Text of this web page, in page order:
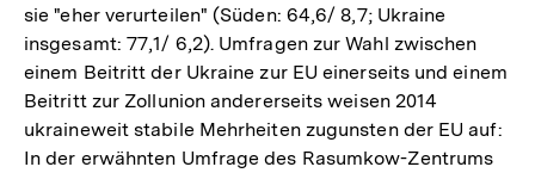
sie "eher verurteilen" (Süden: 64,6/ 8,7; Ukraine
insgesamt: 77,1/ 6,2). Umfragen zur Wahl zwischen
einem Beitritt der Ukraine zur EU einerseits und einem
Beitritt zur Zollunion andererseits weisen 2014
ukraineweit stabile Mehrheiten zugunsten der EU auf:
In der erwähnten Umfrage des Rasumkow-Zentrums